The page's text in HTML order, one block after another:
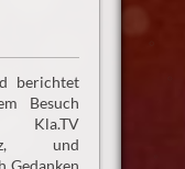
berichtet
Besuch
und